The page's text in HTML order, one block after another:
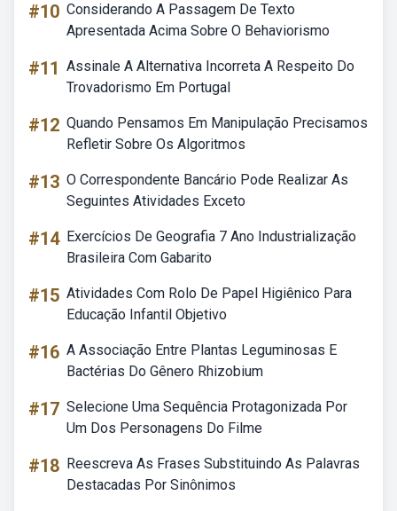
#10 Considerando A Passagem De Texto
Apresentada Acima Sobre O Behaviorismo
#11 Assinale A Alternativa Incorreta A Respeito Do
Trovadorismo Em Portugal
#12 Quando Pensamos Em Manipulação Precisamos
Refletir Sobre Os Algoritmos
#13 O Correspondente Bancário Pode Realizar As
Seguintes Atividades Exceto
#14 Exercícios De Geografia 7 Ano Industrialização
Brasileira Com Gabarito
#15 Atividades Com Rolo De Papel Higiênico Para
Educação Infantil Objetivo
#16 A Associação Entre Plantas Leguminosas E
Bactérias Do Gênero Rhizobium
#17 Selecione Uma Sequência Protagonizada Por
Um Dos Personagens Do Filme
#18 Reescreva As Frases Substituindo As Palavras
Destacadas Por Sinônimos